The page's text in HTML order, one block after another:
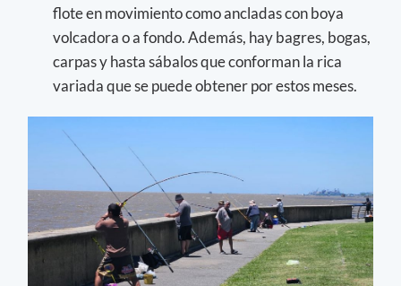
flote en movimiento como ancladas con boya
volcadora o a fondo. Además, hay bagres, bogas,
carpas y hasta sábalos que conforman la rica
variada que se puede obtener por estos meses.